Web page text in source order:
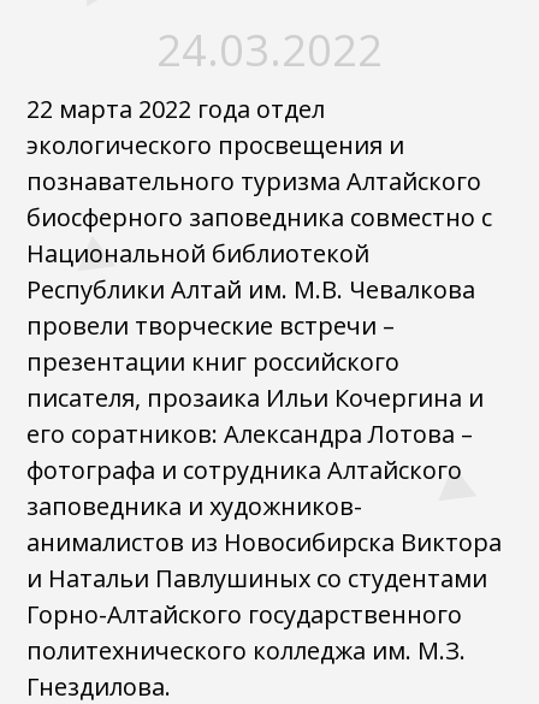
24.03.2022
22 марта 2022 года отдел
экологического просвещения и
познавательного туризма Алтайского
биосферного заповедника совместно с
Национальной библиотекой
Республики Алтай им. М.В. Чевалкова
провели творческие встречи –
презентации книг российского
писателя, прозаика Ильи Кочергина и
его соратников: Александра Лотова –
фотографа и сотрудника Алтайского
заповедника и художников-
анималистов из Новосибирска Виктора
и Натальи Павлушиных со студентами
Горно-Алтайского государственного
политехнического колледжа им. М.З.
Гнездилова.